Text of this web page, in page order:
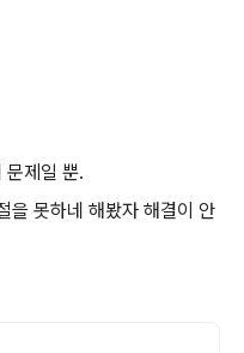
문제일 뿐.
을 못하네 해봤자 해결이 안